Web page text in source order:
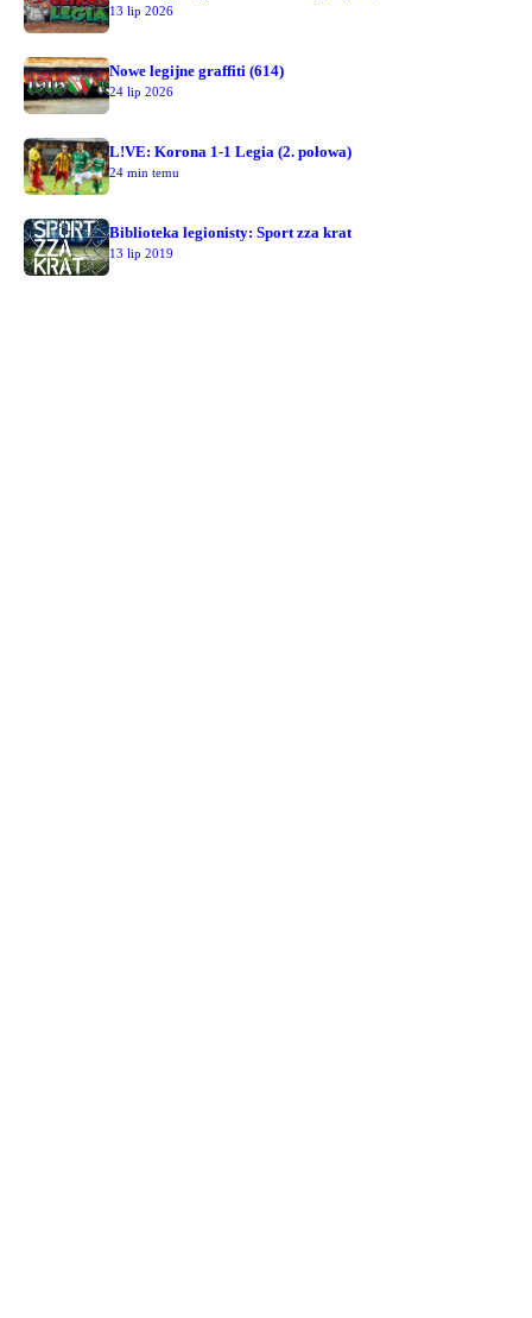
13 lip 2026
Nowe legijne graffiti (614)
24 lip 2026
L!VE: Korona 1-1 Legia (2. połowa)
24 min temu
Biblioteka legionisty: Sport zza krat
13 lip 2019